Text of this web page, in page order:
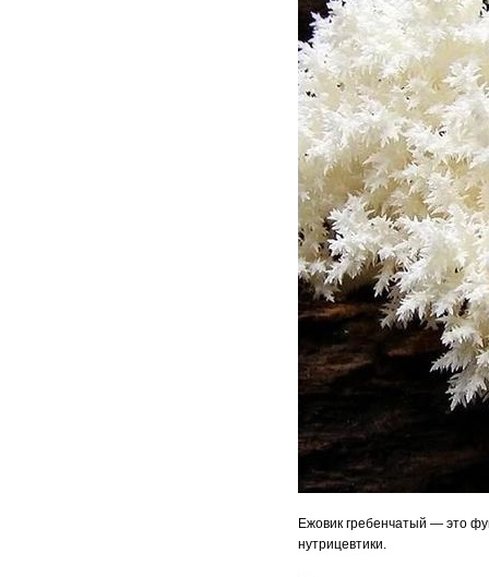
Ежовик гребенчатый — это
нутрицевтики.